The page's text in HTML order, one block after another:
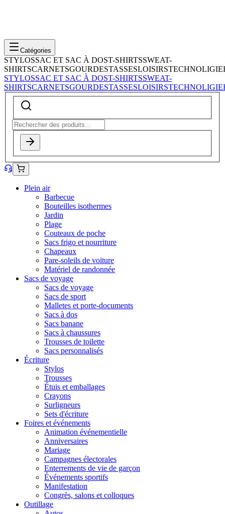
Catégories
STYLOSSAC ET SAC À DOST-SHIRTSSWEAT-
SHIRTSCARNETSGOURDESTASSESLOISIRSTECHNOLIGIE
STYLOSSAC ET SAC À DOST-SHIRTSSWEAT-
SHIRTSCARNETSGOURDESTASSESLOISIRSTECHNOLIGIE
Plein air
Barbecue
Bouteilles isothermes
Jardin
Plage
Couteaux de poche
Sacs frigo et nourriture
Chapeaux
Pare-soleils de voiture
Matériel de randonnée
Sacs de voyage
Sacs de voyage
Sacs de sport
Malletes et porte-documents
Sacs à dos
Sacs banane
Sacs à chaussures
Trousses de toilette
Sacs personnalisés
Écriture
Stylos
Trousses
Étuis et emballages
Crayons
Surligneurs
Sets d'écriture
Foires et événements
Animation événementielle
Anniversaires
Mariage
Campagnes électorales
Enterrements de vie de garçon
Événements sportifs
Manifestation
Congrès, salons et colloques
Outillage